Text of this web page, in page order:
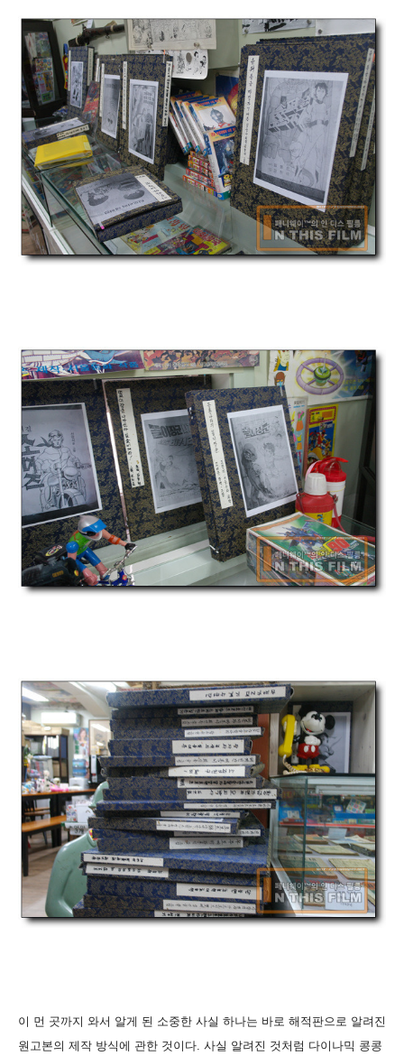
이 먼 곳까지 와서 알게 된 소중한 사실 하나는 바로 해적판으로 알려진
원고본의 제작 방식에 관한 것이다. 사실 알려진 것처럼 다이나믹 콩콩